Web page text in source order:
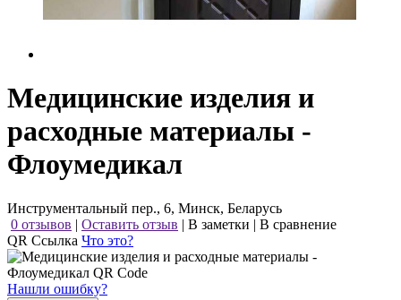
Медицинские изделия и
расходные материалы -
Флоумедикал
Инструментальный пер., 6, Минск, Беларусь
0 отзывов | Оставить отзыв | В заметки | В сравнение
QR Ссылка Что это?
Нашли ошибку?